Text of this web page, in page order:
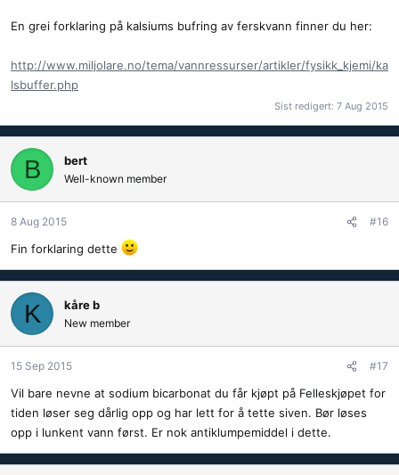
En grei forklaring på kalsiums bufring av ferskvann finner du her:
http://www.miljolare.no/tema/vannressurser/artikler/fysikk_kjemi/ka
lsbuffer.php
Sist redigert: 7 Aug 2015
B bert
Well-known member
8 Aug 2015 #16
Fin forklaring dette
K kåre b
New member
15 Sep 2015 #17
Vil bare nevne at sodium bicarbonat du får kjøpt på Felleskjøpet for
tiden løser seg dårlig opp og har lett for å tette siven. Bør løses
opp i lunkent vann først. Er nok antiklumpemiddel i dette.